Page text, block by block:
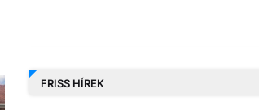
FRISS HÍREK